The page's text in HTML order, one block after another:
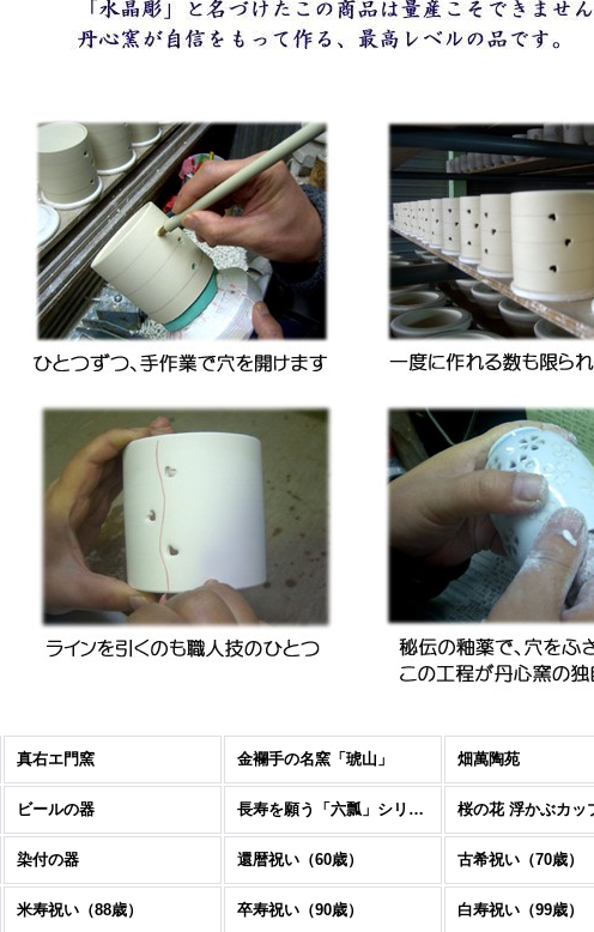
真右エ門窯 金襴手の名窯「琥山」 畑萬陶苑
ビールの器 長寿を願う「六瓢」シリーズ 桜の花 浮かぶカッ
染付の器 還暦祝い（60歳） 古希祝い（70歳）
米寿祝い（88歳） 卒寿祝い（90歳） 白寿祝い（99歳）